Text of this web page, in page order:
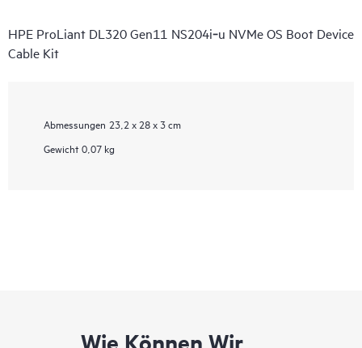
HPE ProLiant DL320 Gen11 NS204i‑u NVMe OS Boot Device
Cable Kit
Abmessungen 23,2 x 28 x 3 cm
Gewicht 0,07 kg
Wie Können Wir